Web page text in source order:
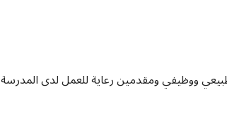
ووظيفي ومقدمين رعاية للعمل لدى المدرسة